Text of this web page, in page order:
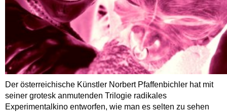
Der österreichische Künstler Norbert Pfaffenbichler hat mit
seiner grotesk anmutenden Trilogie radikales
Experimentalkino entworfen, wie man es selten zu sehen